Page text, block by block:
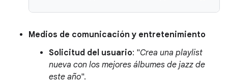
Medios de comunicación y entretenimiento
Solicitud del usuario: "Crea una playlist
nueva con los mejores álbumes de jazz de
este año".